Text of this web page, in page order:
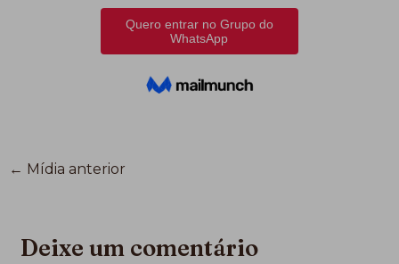
← Mídia anterior
Deixe um comentário